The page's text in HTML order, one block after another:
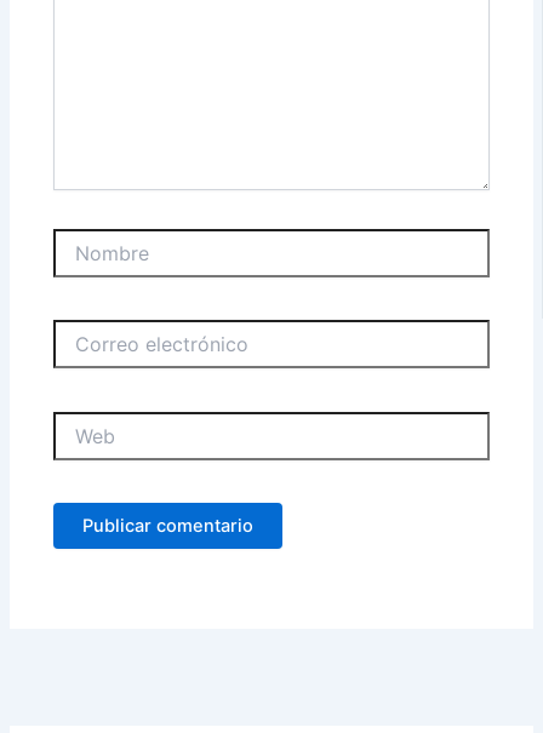
electrónico